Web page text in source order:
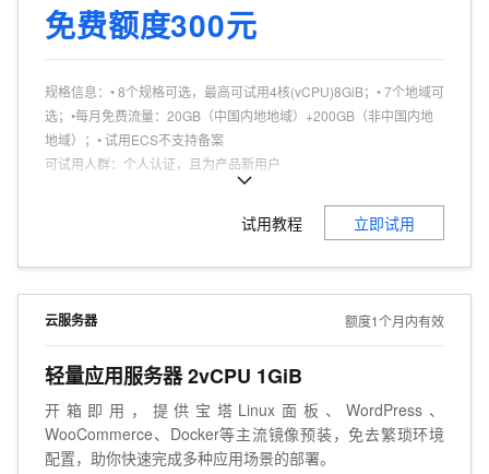
免费额度300元
规格信息： • 8个规格可选，最高可试用4核(vCPU)8GiB；• 7个地域可
选；•每月免费流量：20GB（中国内地地域）+200GB（非中国内地
地域）；• 试用ECS不支持备案
可试用人群： 个人认证，且为产品新用户
个人、企业试用不同享。
试用教程 立即试用
云服务器 额度1个月内有效
轻量应用服务器 2vCPU 1GiB
开箱即用，提供宝塔Linux面板、WordPress、
WooCommerce、Docker等主流镜像预装，免去繁琐环境
配置，助你快速完成多种应用场景的部署。